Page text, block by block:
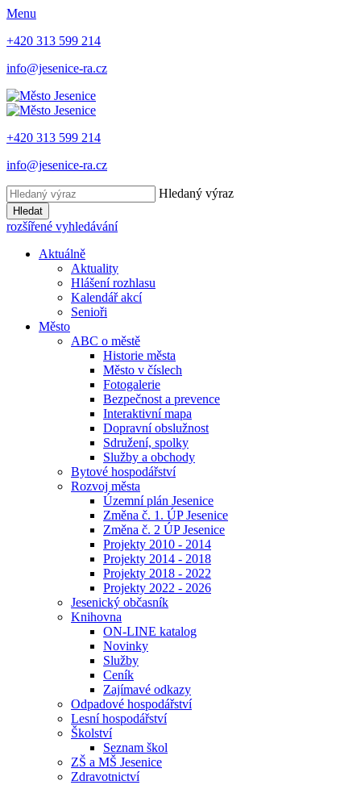
Menu
+420 313 599 214
info@jesenice-ra.cz
+420 313 599 214
info@jesenice-ra.cz
Hledaný výraz
Hledat
rozšířené vyhledávání
Aktuálně
Aktuality
Hlášení rozhlasu
Kalendář akcí
Senioři
Město
ABC o městě
Historie města
Město v číslech
Fotogalerie
Bezpečnost a prevence
Interaktivní mapa
Dopravní obslužnost
Sdružení, spolky
Služby a obchody
Bytové hospodářství
Rozvoj města
Územní plán Jesenice
Změna č. 1. ÚP Jesenice
Změna č. 2 ÚP Jesenice
Projekty 2010 - 2014
Projekty 2014 - 2018
Projekty 2018 - 2022
Projekty 2022 - 2026
Jesenický občasník
Knihovna
ON-LINE katalog
Novinky
Služby
Ceník
Zajímavé odkazy
Odpadové hospodářství
Lesní hospodářství
Školství
Seznam škol
ZŠ a MŠ Jesenice
Zdravotnictví